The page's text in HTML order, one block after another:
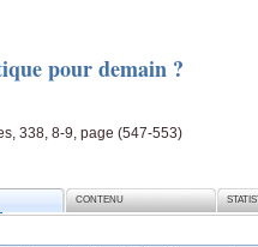
pour demain ?
338, 8-9, page (547-553)
CONTENU